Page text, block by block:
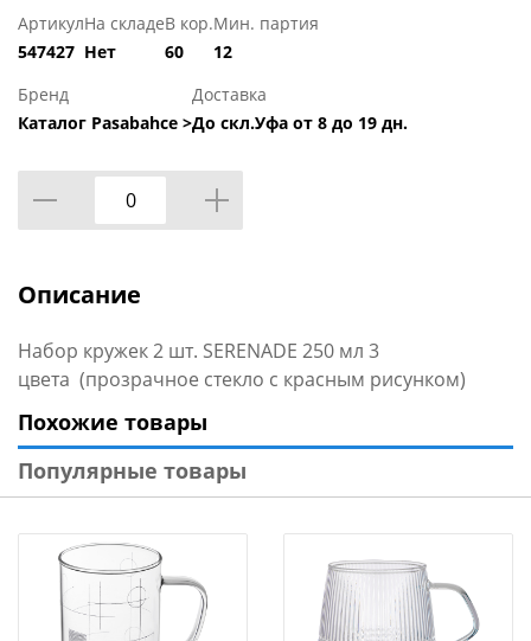
Артикул
547427
На складе
Нет
В кор.
60
Мин. партия
12
Бренд
Каталог Pasabahce >
Доставка
До скл.Уфа от 8 до 19 дн.
Описание
Набор кружек 2 шт. SERENADE 250 мл 3
цвета (прозрачное стекло с красным рисунком)
Похожие товары
Популярные товары